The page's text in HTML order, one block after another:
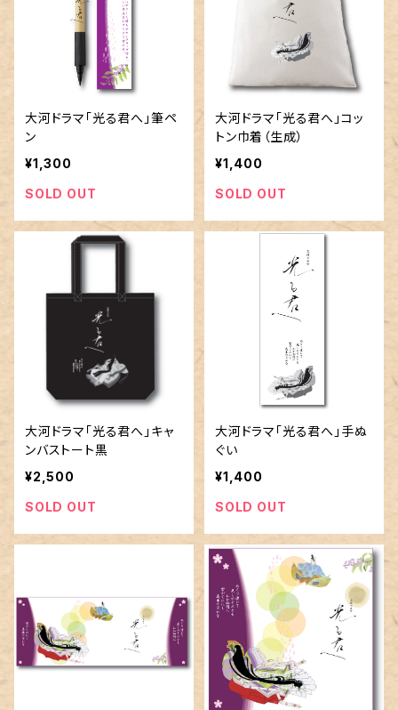
大河ドラマ「光る君へ」筆ペ
ン
¥1,300
SOLD OUT
大河ドラマ「光る君へ」コッ
トン巾着（生成）
¥1,400
SOLD OUT
大河ドラマ「光る君へ」キャ
ンバストート黒
¥2,500
SOLD OUT
大河ドラマ「光る君へ」手ぬ
ぐい
¥1,400
SOLD OUT